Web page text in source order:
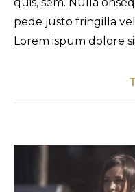
pede justo fringilla
Lorem ispum dolore